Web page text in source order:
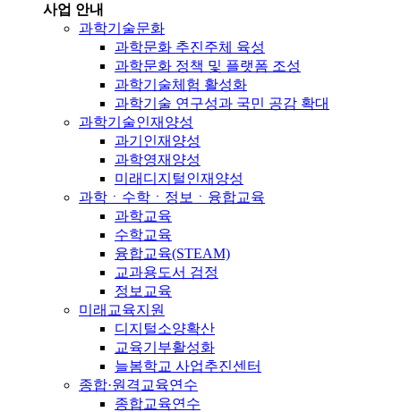
사업 안내
과학기술문화
과학문화 추진주체 육성
과학문화 정책 및 플랫폼 조성
과학기술체험 활성화
과학기술 연구성과 국민 공감 확대
과학기술인재양성
과기인재양성
과학영재양성
미래디지털인재양성
과학ㆍ수학ㆍ정보ㆍ융합교육
과학교육
수학교육
융합교육(STEAM)
교과용도서 검정
정보교육
미래교육지원
디지털소양확산
교육기부활성화
늘봄학교 사업추진센터
종합·원격교육연수
종합교육연수